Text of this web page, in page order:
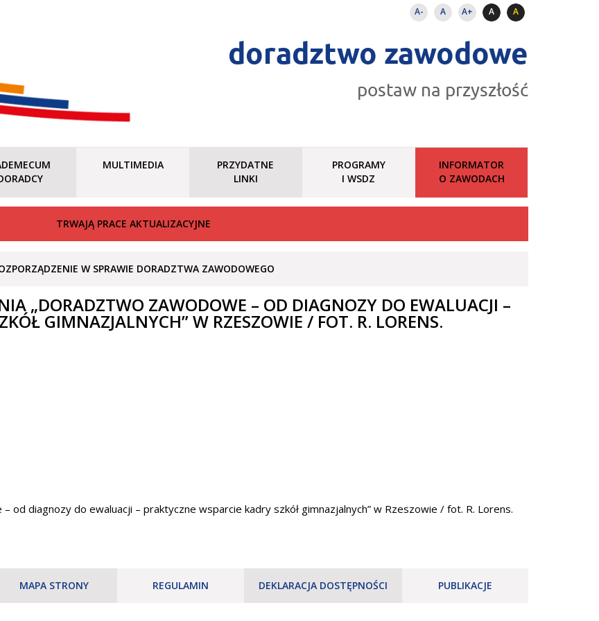
A- A A+ A A
doradztwo zawodowe
postaw na przyszłość
MULTIMEDIA
PRZYDATNE
LINKI
PROGRAMY
I WSDZ
INFORMATOR
O ZAWODACH
TRWAJĄ PRACE AKTUALIZACYJNE
W SPRAWIE DORADZTWA ZAWODOWEGO
„DORADZTWO ZAWODOWE – OD DIAGNOZY DO EWALUACJI –
GIMNAZJALNYCH” W RZESZOWIE / FOT. R. LORENS.
od diagnozy do ewaluacji – praktyczne wsparcie kadry szkół gimnazjalnych” w Rzeszowie / fot. R. Lorens.
MAPA STRONY REGULAMIN DEKLARACJA DOSTĘPNOŚCI PUBLIKACJE